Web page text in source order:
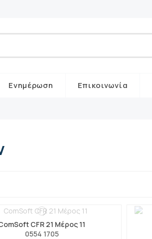
Ενημέρωση Επικοινωνία
CFR 21 Μέρος 11
0554 1705